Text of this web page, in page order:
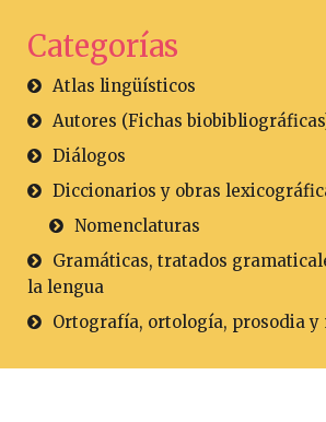
Categorías
Atlas lingüísticos
Autores (Fichas
Diálogos
Diccionarios y obras
Nomenclaturas
Gramáticas, tratados
la lengua
Ortografía, ortología, prosodia y